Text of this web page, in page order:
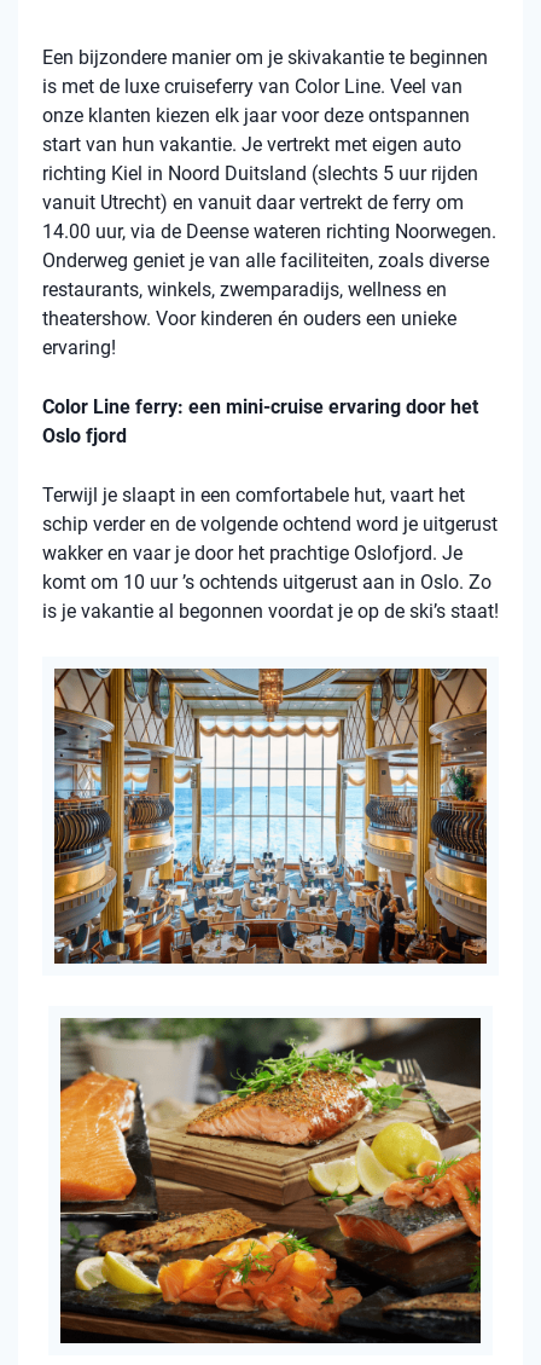
Een bijzondere manier om je skivakantie te beginnen
is met de luxe cruiseferry van Color Line. Veel van
onze klanten kiezen elk jaar voor deze ontspannen
start van hun vakantie. Je vertrekt met eigen auto
richting Kiel in Noord Duitsland (slechts 5 uur rijden
vanuit Utrecht) en vanuit daar vertrekt de ferry om
14.00 uur, via de Deense wateren richting Noorwegen.
Onderweg geniet je van alle faciliteiten, zoals diverse
restaurants, winkels, zwemparadijs, wellness en
theatershow. Voor kinderen én ouders een unieke
ervaring!
Color Line ferry: een mini-cruise ervaring door het
Oslo fjord
Terwijl je slaapt in een comfortabele hut, vaart het
schip verder en de volgende ochtend word je uitgerust
wakker en vaar je door het prachtige Oslofjord. Je
komt om 10 uur ’s ochtends uitgerust aan in Oslo. Zo
is je vakantie al begonnen voordat je op de ski’s staat!